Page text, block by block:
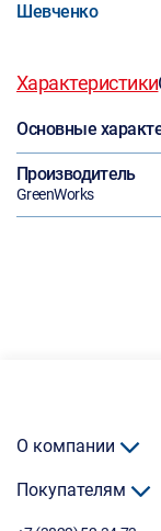
Шевченко
Характеристики
Основные
Производитель
GreenWorks
О компании
Покупателям